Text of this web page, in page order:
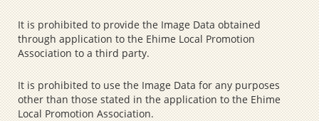
It is prohibited to provide the Image Data obtained
through application to the Ehime Local Promotion
Association to a third party.
It is prohibited to use the Image Data for any purposes
other than those stated in the application to the Ehime
Local Promotion Association.